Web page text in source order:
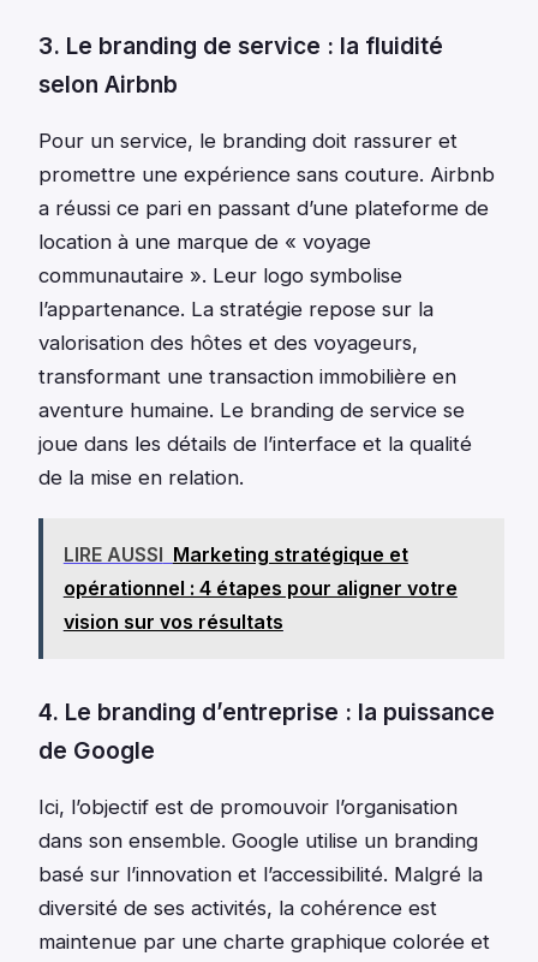
3. Le branding de service : la fluidité
selon Airbnb
Pour un service, le branding doit rassurer et
promettre une expérience sans couture. Airbnb
a réussi ce pari en passant d’une plateforme de
location à une marque de « voyage
communautaire ». Leur logo symbolise
l’appartenance. La stratégie repose sur la
valorisation des hôtes et des voyageurs,
transformant une transaction immobilière en
aventure humaine. Le branding de service se
joue dans les détails de l’interface et la qualité
de la mise en relation.
LIRE AUSSI Marketing stratégique et
opérationnel : 4 étapes pour aligner votre
vision sur vos résultats
4. Le branding d’entreprise : la puissance
de Google
Ici, l’objectif est de promouvoir l’organisation
dans son ensemble. Google utilise un branding
basé sur l’innovation et l’accessibilité. Malgré la
diversité de ses activités, la cohérence est
maintenue par une charte graphique colorée et